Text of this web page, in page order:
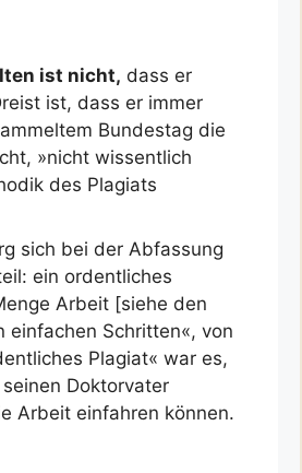
ist nicht, dass er
ist, dass er immer
Bundestag die
»nicht wissentlich
des Plagiats
sich bei der Abfassung
ein ordentliches
Arbeit [siehe den
einfachen Schritten«, von
Plagiat« war es,
Doktorvater
Arbeit einfahren können.